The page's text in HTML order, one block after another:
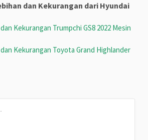
dan Kekurangan dari Hyundai
Kekurangan Trumpchi GS8 2022 Mesin
Kekurangan Toyota Grand Highlander